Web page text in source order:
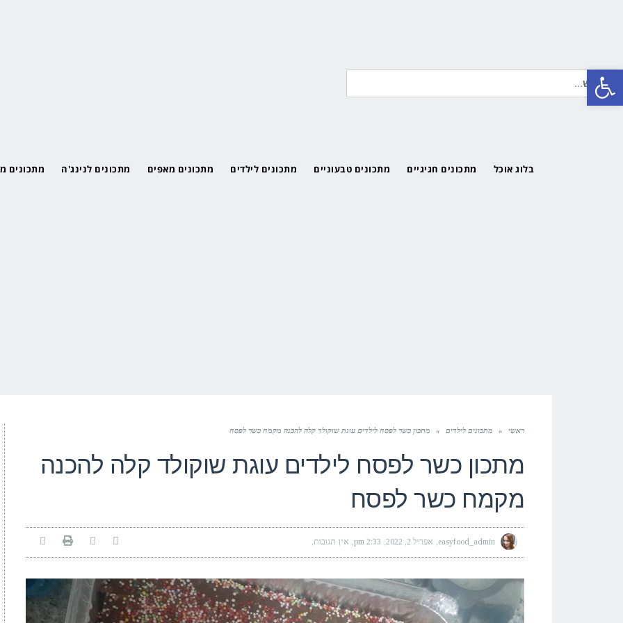
פתח סרגל נגישות
חיפוש
עבור:
בלוג אוכל מתכונים חגיגיים מתכונים טבעוניים מתכונים לילדים מתכונים מאפים מתכונים לנינג'ה מתכונים
ראשי » מתכונים לילדים » מתכון כשר לפסח לילדים עוגת שוקולד קלה להכנה מקמח כשר לפסח
מתכון כשר לפסח לילדים עוגת שוקולד קלה להכנה
מקמח כשר לפסח
easyfood_admin אפריל 2, 2022 2:33 pm אין תגובות